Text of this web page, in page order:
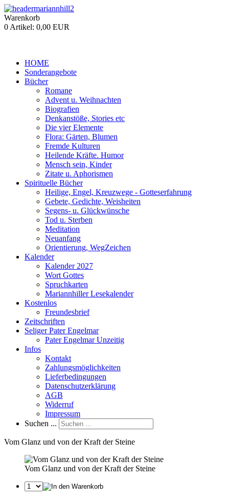
Warenkorb
0 Artikel: 0,00 EUR
HOME
Sonderangebote
Bücher
Romane
Advent u. Weihnachten
Biografien
Denkanstöße, Stories etc
Die vier Elemente
Flora: Gärten, Blumen
Fremde Kulturen
Heilende Kräfte. Humor
Mensch sein, Kinder
Zitate u. Aphorismen
Spirituelle Bücher
Heilige, Engel, Kreuzwege - Gotteserfahrung
Gebete, Gedichte, Weisheiten
Segens- u. Glückwünsche
Tod u. Sterben
Meditation
Neuanfang
Orientierung, WegZeichen
Kalender
Kalender 2027
Wort Gottes
Spruchkarten
Mariannhiller Lesekalender
Kostenlos
Freundesbrief
Zeitschriften
Seliger Pater Engelmar
Pater Engelmar Unzeitig
Infos
Kontakt
Zahlungsmöglichkeiten
Lieferbedingungen
Datenschutzerklärung
AGB
Widerruf
Impressum
Suchen ...
Vom Glanz und von der Kraft der Steine
Vom Glanz und von der Kraft der Steine